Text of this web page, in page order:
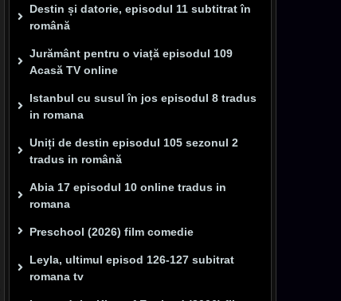
Destin și datorie, episodul 11 subtitrat în
română
Jurământ pentru o viață episodul 109
Acasă TV online
Istanbul cu susul în jos episodul 8 tradus
in romana
Uniți de destin episodul 105 sezonul 2
tradus in română
Abia 17 episodul 10 online tradus in
romana
Preschool (2026) film comedie
Leyla, ultimul episod 126-127 subitrat
romana tv